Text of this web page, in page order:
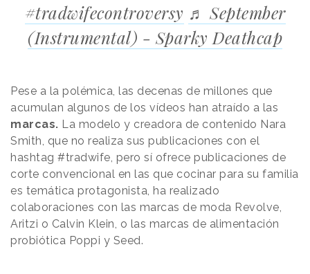
#tradwifecontroversy ♬ September
(Instrumental) - Sparky Deathcap
Pese a la polémica, las decenas de millones que
acumulan algunos de los vídeos han atraído a las
marcas. La modelo y creadora de contenido Nara
Smith, que no realiza sus publicaciones con el
hashtag #tradwife, pero sí ofrece publicaciones de
corte convencional en las que cocinar para su familia
es temática protagonista, ha realizado
colaboraciones con las marcas de moda Revolve,
Aritzi o Calvin Klein, o las marcas de alimentación
probiótica Poppi y Seed.